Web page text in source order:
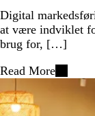
Digital
at være indviklet
brug for, […]
Read More